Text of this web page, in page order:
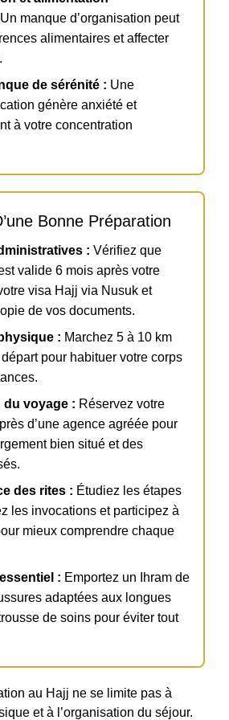
Un manque d’organisation peut
alimentaires et affecter
de sérénité : Une
génère anxiété et
à votre concentration
Bonne Préparation
: Vérifiez que
valide 6 mois après votre
visa Hajj via Nusuk et
de vos documents.
: Marchez 5 à 10 km
pour habituer votre corps
du voyage : Réservez votre
d’une agence agréée pour
bien situé et des
des rites : Étudiez les étapes
les invocations et participez à
mieux comprendre chaque
: Emportez un Ihram de
adaptées aux longues
de soins pour éviter tout
au Hajj ne se limite pas à
et à l’organisation du séjour.